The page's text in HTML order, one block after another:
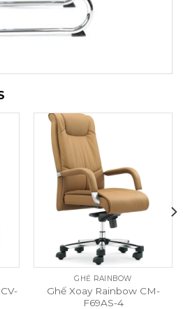
GHẾ RAINBOW
Ghế Xoay Rainbow CM-
F69AS-4